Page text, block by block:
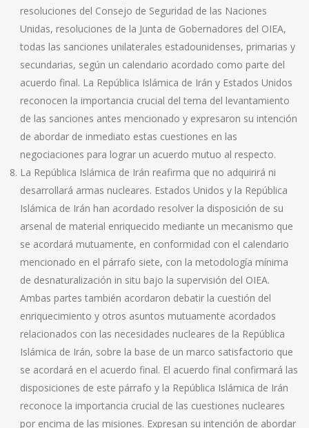
resoluciones del Consejo de Seguridad de las Naciones
Unidas, resoluciones de la Junta de Gobernadores del OIEA,
todas las sanciones unilaterales estadounidenses, primarias y
secundarias, según un calendario acordado como parte del
acuerdo final. La República Islámica de Irán y Estados Unidos
reconocen la importancia crucial del tema del levantamiento
de las sanciones antes mencionado y expresaron su intención
de abordar de inmediato estas cuestiones en las
negociaciones para lograr un acuerdo mutuo al respecto.
La República Islámica de Irán reafirma que no adquirirá ni
desarrollará armas nucleares. Estados Unidos y la República
Islámica de Irán han acordado resolver la disposición de su
arsenal de material enriquecido mediante un mecanismo que
se acordará mutuamente, en conformidad con el calendario
mencionado en el párrafo siete, con la metodología mínima
de desnaturalización in situ bajo la supervisión del OIEA.
Ambas partes también acordaron debatir la cuestión del
enriquecimiento y otros asuntos mutuamente acordados
relacionados con las necesidades nucleares de la República
Islámica de Irán, sobre la base de un marco satisfactorio que
se acordará en el acuerdo final. El acuerdo final confirmará las
disposiciones de este párrafo y la República Islámica de Irán
reconoce la importancia crucial de las cuestiones nucleares
por encima de las misiones. Expresan su intención de abordar